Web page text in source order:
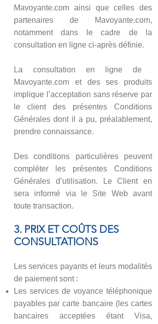
Mavoyante.com ainsi que celles des
partenaires de ​Mavoyante.com,
notamment dans le cadre de la
consultation en ligne ci-après définie.
La consultation en ligne de ​​​
Mavoyante.com et des ses produits
implique l’acceptation sans réserve par
le client des présentes Conditions
Générales dont il a pu, préalablement,
prendre connaissance.
Des conditions particulières peuvent
compléter les présentes Conditions
Générales d’utilisation. Le Client en
sera informé via le Site Web avant
toute transaction.
​3. PRIX ET COÛTS DES
CONSULTATIONS
Les services payants et leurs modalités
de paiement sont :
Les services de voyance téléphonique
payables par carte bancaire (les cartes
bancaires acceptées étant Visa,